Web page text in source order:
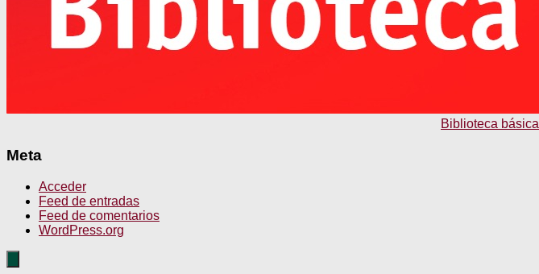
Biblioteca básica
Meta
Acceder
Feed de entradas
Feed de comentarios
WordPress.org